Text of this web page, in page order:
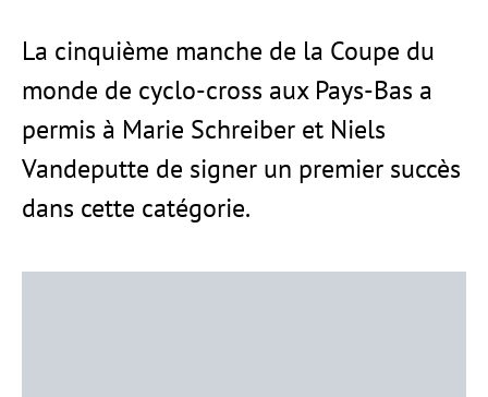
La cinquième manche de la Coupe du
monde de cyclo-cross aux Pays-Bas a
permis à Marie Schreiber et Niels
Vandeputte de signer un premier succès
dans cette catégorie.